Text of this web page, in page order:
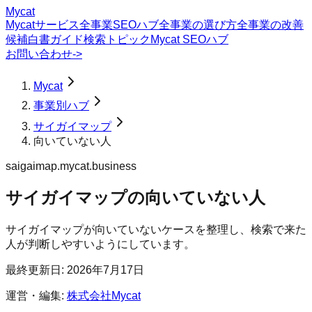
Mycat
Mycatサービス全事業SEOハブ全事業の選び方全事業の改善
候補白書ガイド検索トピック Mycat SEOハブ
お問い合わせ->
Mycat
事業別ハブ
サイガイマップ
向いていない人
saigaimap.mycat.business
サイガイマップの向いていない人
サイガイマップが向いていないケースを整理し、検索で来た
人が判断しやすいようにしています。
最終更新日: 2026年7月17日
運営・編集: 株式会社Mycat